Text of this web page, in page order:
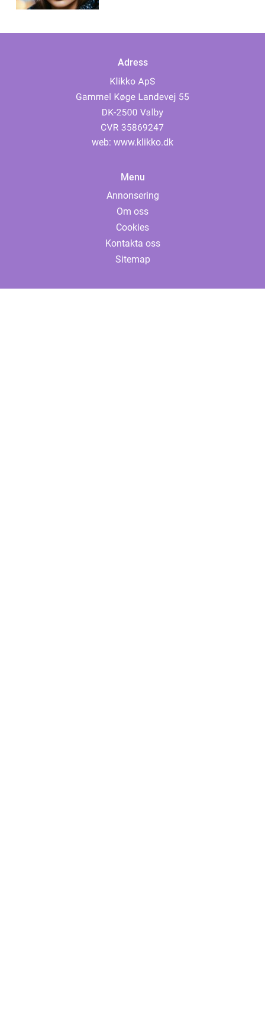
Adress
web: www.klikko.dk
Menu
Annonsering
Om oss
Cookies
Kontakta oss
Sitemap